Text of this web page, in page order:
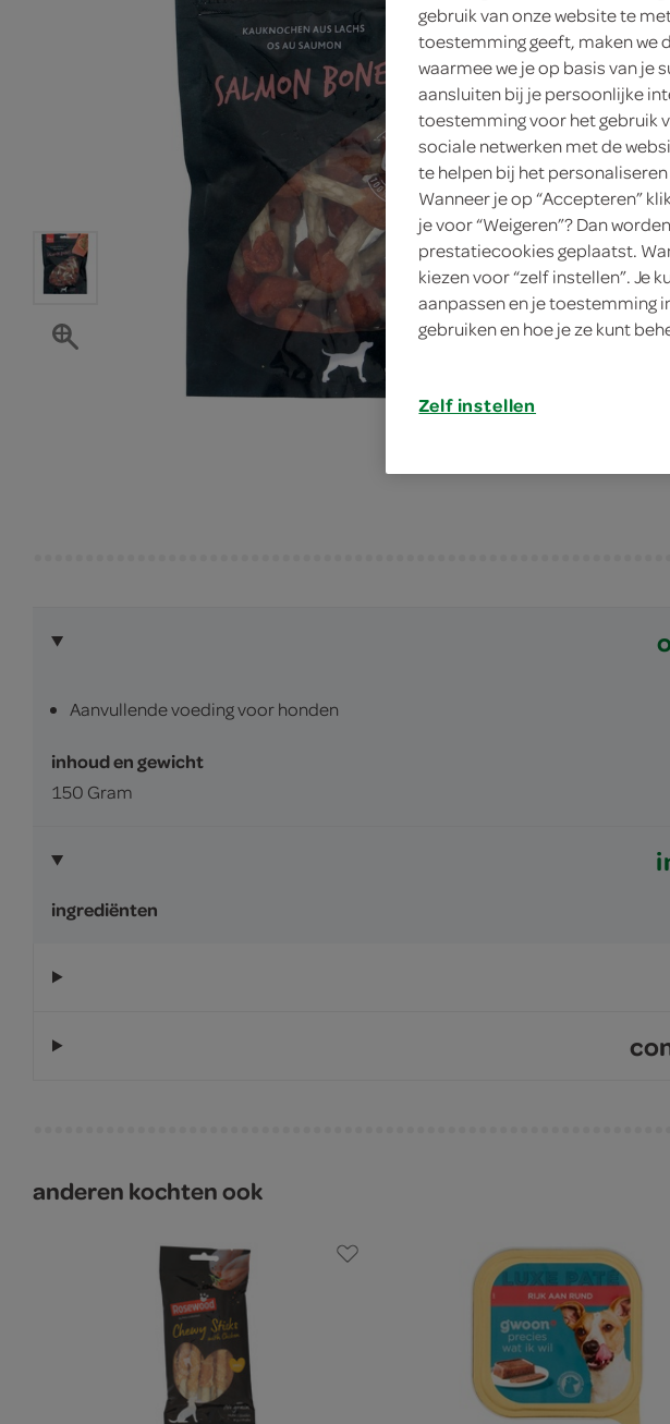
4
150
in
Aanvullende voeding voor honden
inhoud en gewicht
150 Gram
ingrediënten
anderen kochten ook
gebruik van onze website te
toestemming geeft, maken we
waarmee we je op basis van je
aansluiten bij je persoonlijke
toestemming voor het gebruik
sociale netwerken met de
te helpen bij het
Wanneer je op “Accepteren”
je voor “Weigeren”? Dan
prestatiecookies geplaatst.
kiezen voor “zelf instellen”. Je
aanpassen en je toestemming
gebruiken en hoe je ze kunt
Zelf instellen